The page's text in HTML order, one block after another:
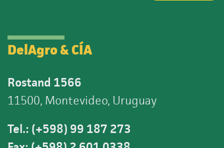
DelAgro & CÍA
Rostand 1566
11500, Montevideo, Uruguay
Tel.: (+598) 99 187 273